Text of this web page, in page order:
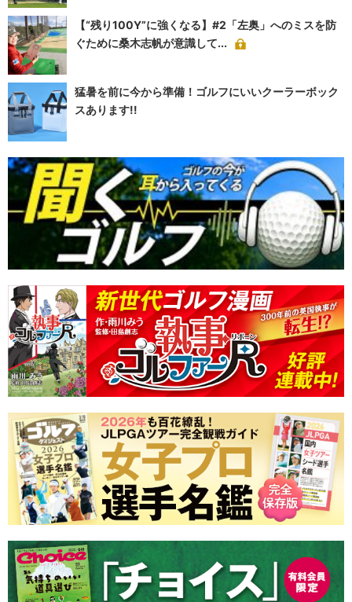
【“残り100Y”に強くなる】#2「左奥」へのミスを防
ぐために桑木志帆が意識して...
猛暑を前に今から準備！ゴルフにいいクーラーボック
スあります!!